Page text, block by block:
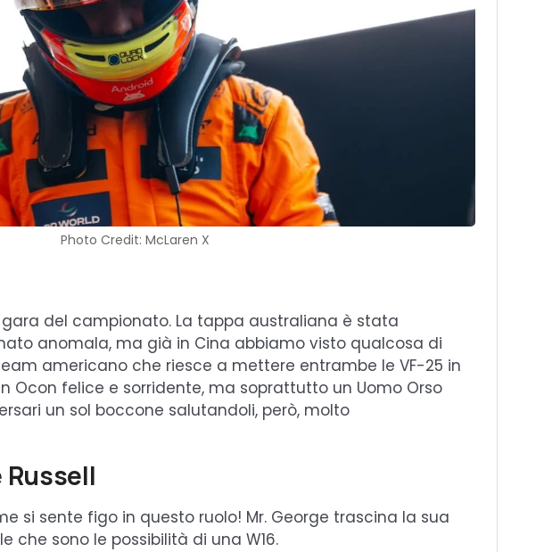
Photo Credit: McLaren X
del campionato. La tappa australiana è stata
anomala, ma già in Cina abbiamo visto qualcosa di
americano che riesce a mettere entrambe le VF-25 in
Ocon felice e sorridente, ma soprattutto un Uomo Orso
un sol boccone salutandoli, però, molto
Russell
si sente figo in questo ruolo! Mr. George trascina la sua
che sono le possibilità di una W16.